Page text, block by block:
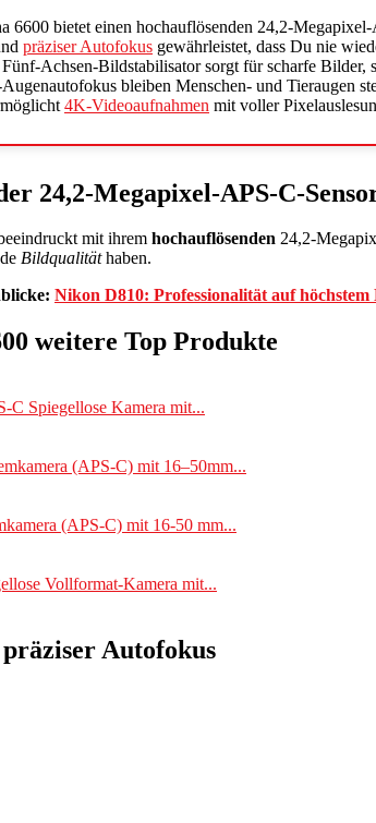
6600 bietet einen hochauflösenden 24,2-
präziser Autofokus gewährleistet, dass Du nie
Achsen-Bildstabilisator sorgt für scharfe Bilder,
bleiben Menschen- und Tieraugen
4K-Videoaufnahmen mit voller
24,2-Megapixel-APS-C-
mit ihrem hochauflösenden 24,2-
Bildqualitäthaben.
Nikon D810: Professionalität auf
weitere Top Produkte
C Spiegellose Kamera mit...
(APS-C) mit 16–50mm...
(APS-C) mit 16-50 mm...
Vollformat-Kamera mit...
Autofokus